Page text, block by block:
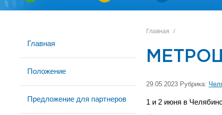
Главная
Положение
Предложение для партнеров
Главная /
29.05.2023 Рубрика:
1 и 2 июня в